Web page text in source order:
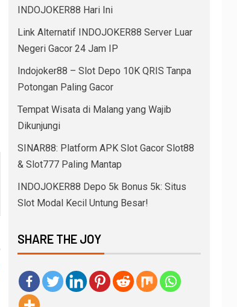
INDOJOKER88 Hari Ini
Link Alternatif INDOJOKER88 Server Luar
Negeri Gacor 24 Jam IP
Indojoker88 – Slot Depo 10K QRIS Tanpa
Potongan Paling Gacor
Tempat Wisata di Malang yang Wajib
Dikunjungi
SINAR88: Platform APK Slot Gacor Slot88
& Slot777 Paling Mantap
INDOJOKER88 Depo 5k Bonus 5k: Situs
Slot Modal Kecil Untung Besar!
SHARE THE JOY